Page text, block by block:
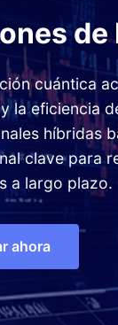
cuántica
la eficiencia
híbridas
clave para
a largo plazo.
ahora